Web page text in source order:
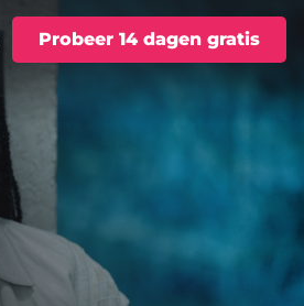
Probeer 14 dagen gratis